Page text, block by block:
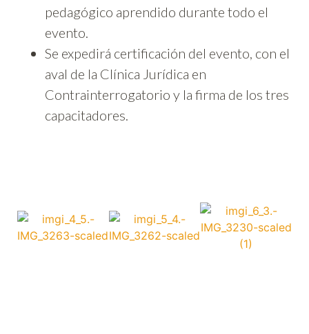
pedagógico aprendido durante todo el
evento.
Se expedirá certificación del evento, con el
aval de la Clínica Jurídica en
Contrainterrogatorio y la firma de los tres
capacitadores.